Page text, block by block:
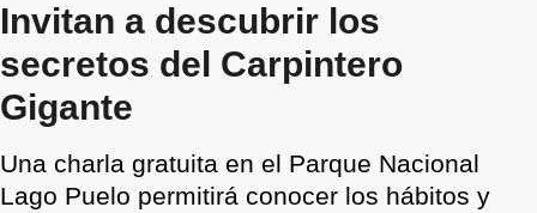
Invitan a descubrir los
secretos del Carpintero
Gigante
Una charla gratuita en el Parque Nacional
Lago Puelo permitirá conocer los hábitos y